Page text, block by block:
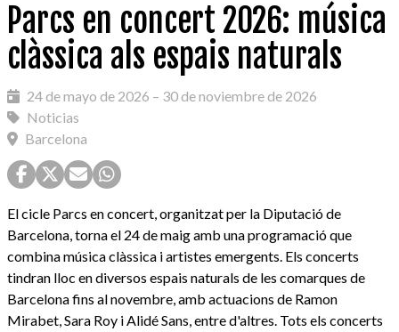
Parcs en concert 2026: música
clàssica als espais naturals
24 de mayo de 2026 – 30 de noviembre de 2026
Noticias
Barcelona
El cicle Parcs en concert, organitzat per la Diputació de
Barcelona, torna el 24 de maig amb una programació que
combina música clàssica i artistes emergents. Els concerts
tindran lloc en diversos espais naturals de les comarques de
Barcelona fins al novembre, amb actuacions de Ramon
Mirabet, Sara Roy i Alidé Sans, entre d'altres. Tots els concerts